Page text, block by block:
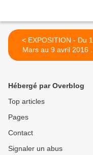
< EXPOSITION - Du 16
Mars au 9 avril 2016 ...
Hébergé par Overblog
Top articles
Pages
Contact
Signaler un abus